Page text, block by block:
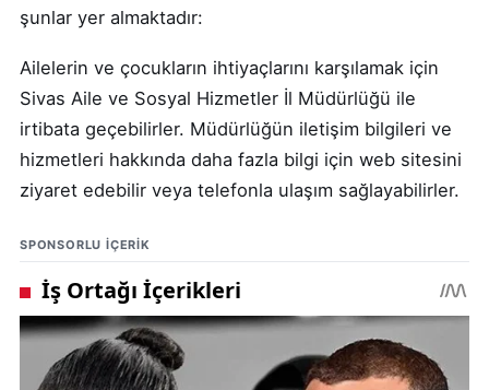
şunlar yer almaktadır:
Ailelerin ve çocukların ihtiyaçlarını karşılamak için
Sivas Aile ve Sosyal Hizmetler İl Müdürlüğü ile
irtibata geçebilirler. Müdürlüğün iletişim bilgileri ve
hizmetleri hakkında daha fazla bilgi için web sitesini
ziyaret edebilir veya telefonla ulaşım sağlayabilirler.
SPONSORLU IÇERIK